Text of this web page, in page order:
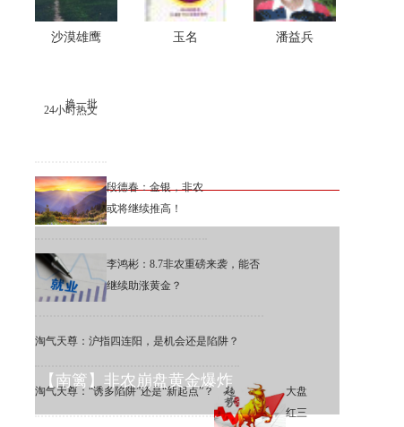
沙漠雄鹰 玉名 潘益兵
24小时热文
换一批
段德春：金银，非农
或将继续推高！
李鸿彬：8.7非农重磅来袭，能否
继续助涨黄金？
淘气天尊：沪指四连阳，是机会还是陷阱？
淘气天尊：“诱多陷阱”还是“新起点”？
大盘
红三
【南篱】非农崩盘黄金爆炸